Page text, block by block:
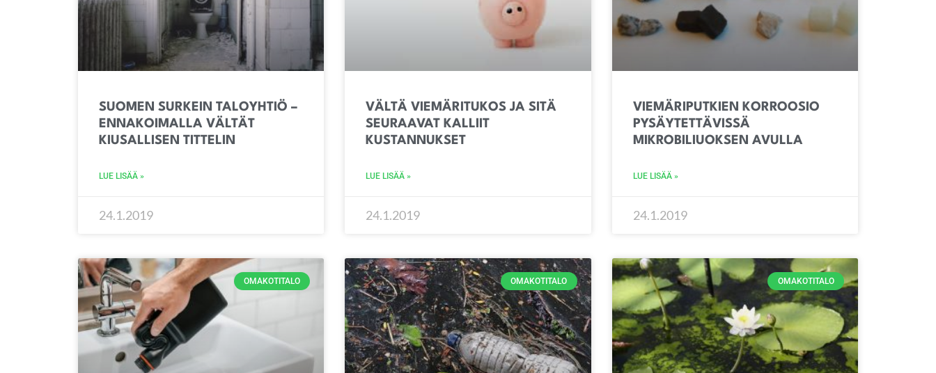
SUOMEN SURKEIN TALOYHTIÖ –
ENNAKOIMALLA VÄLTÄT
KIUSALLISEN TITTELIN
LUE LISÄÄ »
24.1.2019
VÄLTÄ VIEMÄRITUKOS JA SITÄ
SEURAAVAT KALLIIT
KUSTANNUKSET
LUE LISÄÄ »
24.1.2019
VIEMÄRIPUTKIEN KORROOSIO
PYSÄYTETTÄVISSÄ
MIKROBILIUOKSEN AVULLA
LUE LISÄÄ »
24.1.2019
OMAKOTITALO OMAKOTITALO OMAKOTITALO